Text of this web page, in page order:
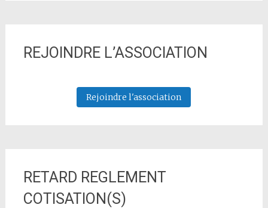
REJOINDRE L’ASSOCIATION
Rejoindre l'association
RETARD REGLEMENT
COTISATION(S)